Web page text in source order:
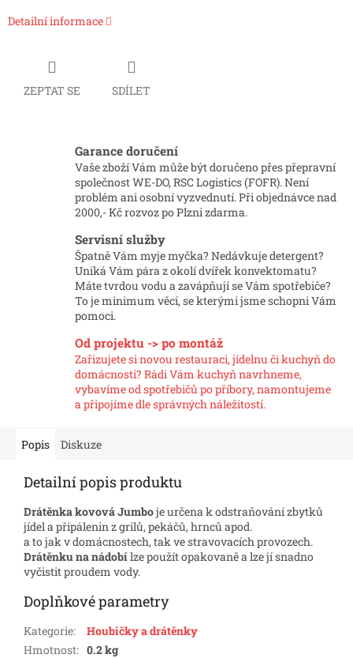
Detailní informace
ZEPTAT SE SDÍLET
Garance doručení
Vaše zboží Vám může být doručeno přes přepravní
společnost WE-DO, RSC Logistics (FOFR). Není
problém ani osobní vyzvednutí. Při objednávce nad
2000,- Kč rozvoz po Plzni zdarma.
Servisní služby
Špatně Vám myje myčka? Nedávkuje detergent?
Uniká Vám pára z okolí dvířek konvektomatu?
Máte tvrdou vodu a zavápňují se Vám spotřebiče?
To je minimum věcí, se kterými jsme schopni Vám
pomoci.
Od projektu -> po montáž
Zařizujete si novou restauraci, jídelnu či kuchyň do
domácnosti? Rádi Vám kuchyň navrhneme,
vybavíme od spotřebičů po příbory, namontujeme
a připojíme dle správných náležitostí.
Popis Diskuze
Detailní popis produktu
Drátěnka kovováJumboje určena k odstraňování zbytků
jídel a připálenin z grilů, pekáčů, hrnců apod.
a to jak v domácnostech, tak ve stravovacích provozech.
Drátěnku na nádobílze použít opakovaně a lze jí snadno
vyčistit proudem vody.
Doplňkové parametry
Kategorie:
Houbičky a drátěnky
Hmotnost: 0.2 kg